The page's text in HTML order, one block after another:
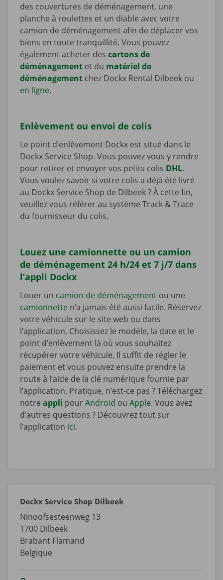
des couvertures de déménagement, une
planche à roulettes et un diable avec votre
camion de déménagement afin de déplacer vos
biens en toute tranquillité. Vous pouvez
également acheter des cartons de
déménagement et du matériel de
déménagement chez Dockx Rental Dilbeek ou
en ligne.
Enlèvement ou envoi de colis
Le point d’enlèvement Dockx est situé dans le
Dockx Service Shop. Vous pouvez vous y rendre
pour retirer et envoyer vos petits colis DHL.
Vous voulez savoir si votre colis a déjà été livré
au Dockx Service Shop de Dilbeek ? À cette fin,
veuillez vous référer au système Track & Trace
du fournisseur du colis.
Louez une camionnette ou un camion
de déménagement 24 h/24 et 7 j/7 dans
l’appli Dockx
Louer un camion de déménagement ou une
camionnette n’a jamais été aussi facile. Réservez
votre véhicule sur le site web ou dans
l’application. Choisissez le modèle, la date et le
point d’enlèvement là où vous souhaitez
récupérer votre véhicule. Il suffit de régler le
paiement et vous pouvez ensuite prendre la
route à l’aide de la clé numérique fournie par
l’application. Pratique, n’est-ce pas ? Téléchargez
notre appli pourAndroid ou Apple. Vous avez
d’autres questions ? Découvrez tout sur
l’application ici.
Dockx Service Shop Dilbeek
Ninoofsesteenweg 13
1700 Dilbeek
Brabant Flamand
Belgique